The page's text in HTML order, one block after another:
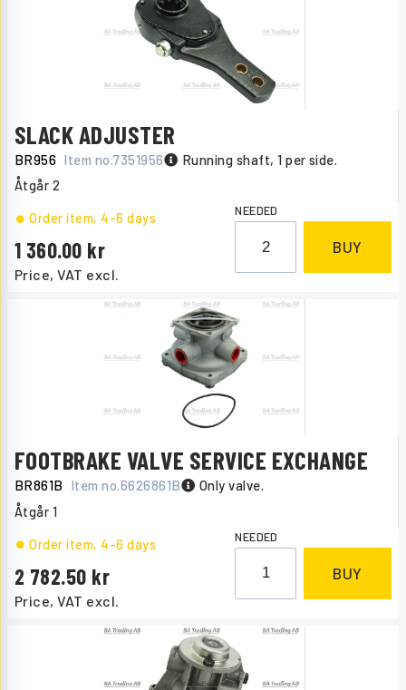
SLACK ADJUSTER
BR956 Item no.7351956 Running shaft, 1 per side.
Åtgår 2
Price, VAT excl.
1 360.00
Order item, 4-6 days NEEDED
BUY
FOOTBRAKE VALVE SERVICE EXCHANGE
BR861B Item no.6626861B Only valve.
Åtgår 1
Price, VAT excl.
2 782.50
Order item, 4-6 days NEEDED
BUY